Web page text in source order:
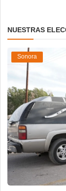
NUESTRAS
Sonora